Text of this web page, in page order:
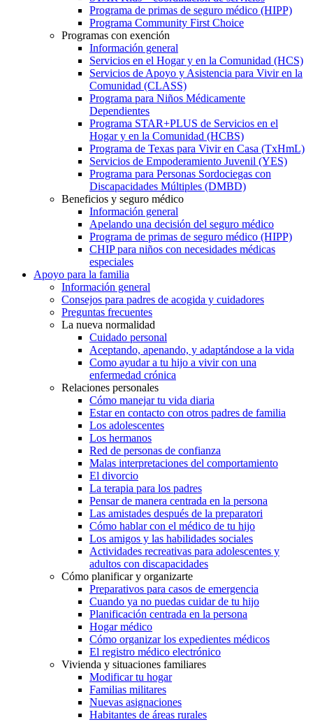
Programa de primas de seguro médico (HIPP)
Programa Community First Choice
Programas con exención
Información general
Servicios en el Hogar y en la Comunidad (HCS)
Servicios de Apoyo y Asistencia para Vivir en la
Comunidad (CLASS)
Programa para Niños Médicamente
Dependientes
Programa STAR+PLUS de Servicios en el
Hogar y en la Comunidad (HCBS)
Programa de Texas para Vivir en Casa (TxHmL)
Servicios de Empoderamiento Juvenil (YES)
Programa para Personas Sordociegas con
Discapacidades Múltiples (DMBD)
Beneficios y seguro médico
Información general
Apelando una decisión del seguro médico
Programa de primas de seguro médico (HIPP)
CHIP para niños con necesidades médicas
especiales
Apoyo para la familia
Información general
Consejos para padres de acogida y cuidadores
Preguntas frecuentes
La nueva normalidad
Cuidado personal
Aceptando, apenando, y adaptándose a la vida
Como ayudar a tu hijo a vivir con una
enfermedad crónica
Relaciones personales
Cómo manejar tu vida diaria
Estar en contacto con otros padres de familia
Los adolescentes
Los hermanos
Red de personas de confianza
Malas interpretaciones del comportamiento
El divorcio
La terapia para los padres
Pensar de manera centrada en la persona
Las amistades después de la preparatori
Cómo hablar con el médico de tu hijo
Los amigos y las habilidades sociales
Actividades recreativas para adolescentes y
adultos con discapacidades
Cómo planificar y organizarte
Preparativos para casos de emergencia
Cuando ya no puedas cuidar de tu hijo
Planificación centrada en la persona
Hogar médico
Cómo organizar los expedientes médicos
El registro médico electrónico
Vivienda y situaciones familiares
Modificar tu hogar
Familias militares
Nuevas asignaciones
Habitantes de áreas rurales